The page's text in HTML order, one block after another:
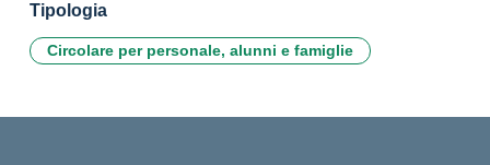
Tipologia
Circolare per personale, alunni e famiglie